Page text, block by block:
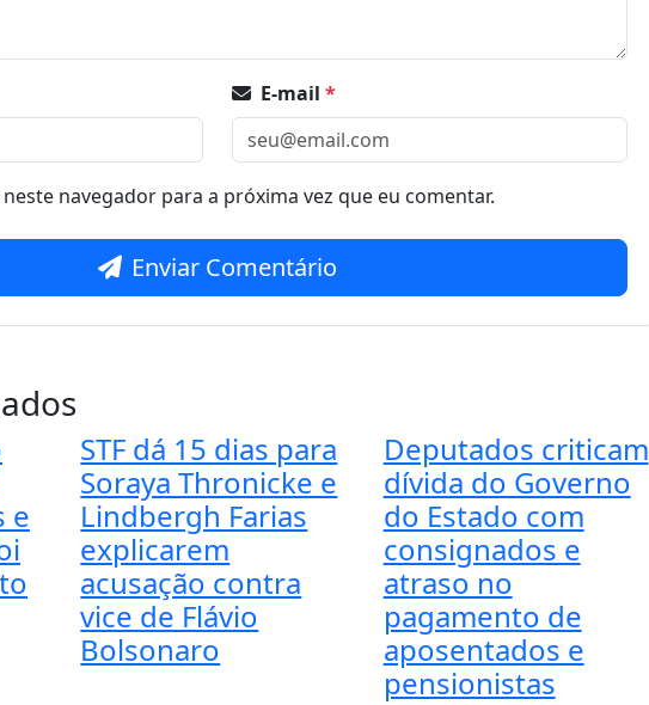
E-mail *
navegador para a próxima vez que eu comentar.
Enviar Comentário
e
STF dá 15 dias para
Soraya Thronicke e
Lindbergh Farias
explicarem
acusação contra
vice de Flávio
Bolsonaro
Deputados criticam
dívida do Governo
do Estado com
consignados e
atraso no
pagamento de
aposentados e
pensionistas